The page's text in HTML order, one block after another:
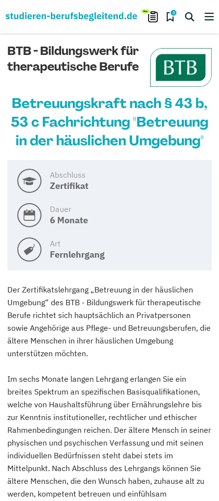
0
BTB - Bildungswerk für
therapeutische Berufe
Betreuungskraft nach § 43 b,
53 c Fachrichtung "Betreuung
in der häuslichen Umgebung"
Abschluss
Zertifikat
Dauer
6 Monate
Art
Fernlehrgang
Der Zertifikatslehrgang „Betreuung in der häuslichen
Umgebung“ des BTB - Bildungswerk für therapeutische
Berufe richtet sich hauptsächlich an Privatpersonen
sowie Angehörige aus Pflege- und Betreuungsberufen, die
ältere Menschen in ihrer häuslichen Umgebung
unterstützen möchten.
Im sechs Monate langen Lehrgang erlangen Sie ein
breites Spektrum an spezifischen Basisqualifikationen,
welche von Haushaltsführung über Ernährungslehre bis
zur Kenntnis institutioneller, rechtlicher und ethischer
Rahmenbedingungen reichen. Der ältere Mensch in seiner
physischen und psychischen Verfassung und mit seinen
individuellen Bedürfnissen steht dabei stets im
Mittelpunkt. Nach Abschluss des Lehrgangs können Sie
ältere Menschen, die den Wunsch haben, zuhause alt zu
werden, kompetent betreuen und einfühlsam